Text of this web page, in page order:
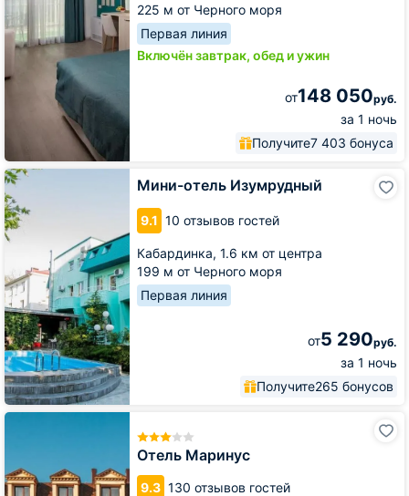
225 м от Черного моря
Первая линия
Включён завтрак, обед и ужин
от148 050руб.
за 1 ночь
Получите7 403 бонуса
Мини-отель Изумрудный
9.1 10 отзывов гостей
Кабардинка, 1.6 км от центра
199 м от Черного моря
Первая линия
от5 290руб.
за 1 ночь
Получите265 бонусов
Мини-
отель
Изумрудный
Отель Маринус
9.3 130 отзывов гостей
Отель